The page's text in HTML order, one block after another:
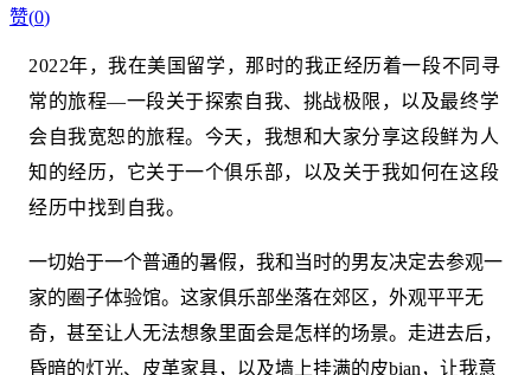
赞(0)
2022年，我在美国留学，那时的我正经历着一段不同寻
常的旅程—一段关于探索自我、挑战极限，以及最终学
会自我宽恕的旅程。今天，我想和大家分享这段鲜为人
知的经历，它关于一个俱乐部，以及关于我如何在这段
经历中找到自我。
一切始于一个普通的暑假，我和当时的男友决定去参观一
家的圈子体验馆。这家俱乐部坐落在郊区，外观平平无
奇，甚至让人无法想象里面会是怎样的场景。走进去后，
昏暗的灯光、皮革家具，以及墙上挂满的皮bian，让我意